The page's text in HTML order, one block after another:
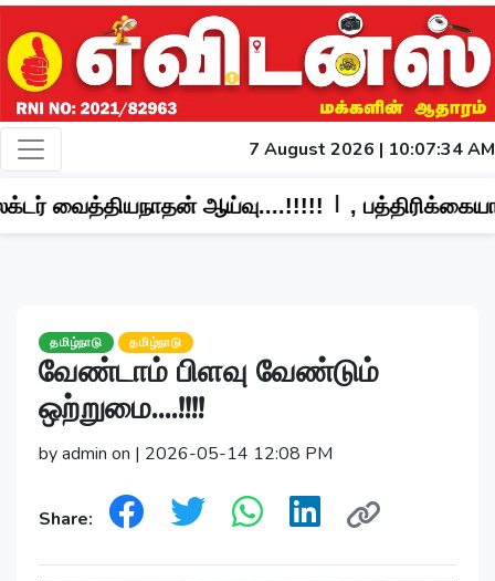
7 August 2026 | 10:07:36 AM
| , பத்திரிக்கையாளர்கள் மீது
தமிழ்நாடு தமிழ்நாடு
வேண்டாம் பிளவு வேண்டும்
ஒற்றுமை....!!!!
by admin on | 2026-05-14 12:08 PM
Share: